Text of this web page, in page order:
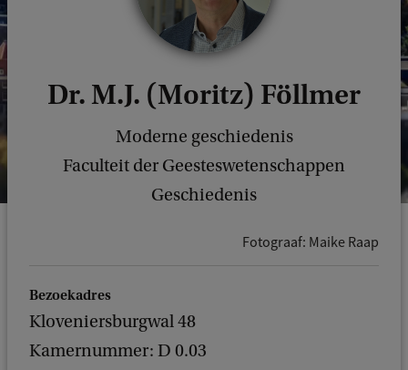
Dr. M.J. (Moritz) Föllmer
Moderne geschiedenis
Faculteit der Geesteswetenschappen
Geschiedenis
Fotograaf: Maike Raap
Bezoekadres
Kloveniersburgwal 48
Kamernummer: D 0.03